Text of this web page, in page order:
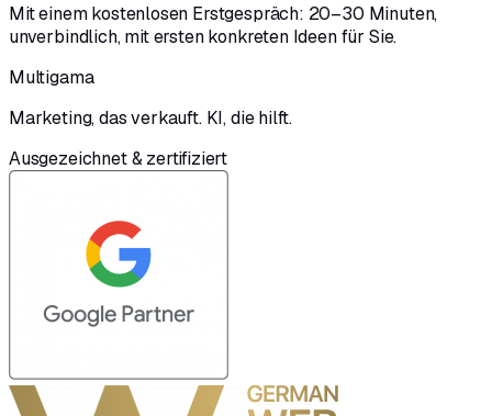
Mit einem kostenlosen Erstgespräch: 20–30 Minuten,
unverbindlich, mit ersten konkreten Ideen für Sie.
Multigama
Marketing, das verkauft. KI, die hilft.
Ausgezeichnet & zertifiziert